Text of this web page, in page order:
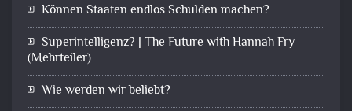
Können Staaten endlos Schulden machen?
Superintelligenz? | The Future with Hannah Fry
(Mehrteiler)
Wie werden wir beliebt?